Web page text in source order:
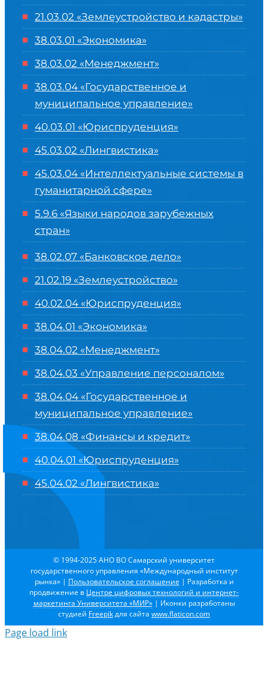
21.03.02 «Землеустройство и кадастры»
38.03.01 «Экономика»
38.03.02 «Менеджмент»
38.03.04 «Государственное и
муниципальное управление»
40.03.01 «Юриспруденция»
45.03.02 «Лингвистика»
45.03.04 «Интеллектуальные системы в
гуманитарной сфере»
5.9.6 «Языки народов зарубежных
стран»
38.02.07 «Банковское дело»
21.02.19 «Землеустройство»
40.02.04 «Юриспруденция»
38.04.01 «Экономика»
38.04.02 «Менеджмент»
38.04.03 «Управление персоналом»
38.04.04 «Государственное и
муниципальное управление»
38.04.08 «Финансы и кредит»
40.04.01 «Юриспруденция»
45.04.02 «Лингвистика»
© 1994-2025 АНО ВО Самарский университет
государственного управления «Международный институт
рынка» | Пользовательское соглашение | Разработка и
продвижение в Центре цифровых технологий и интернет-
маркетинга Университета «МИР»| Иконки разработаны
студией Freepikдля сайта www.flaticon.com
Page load link